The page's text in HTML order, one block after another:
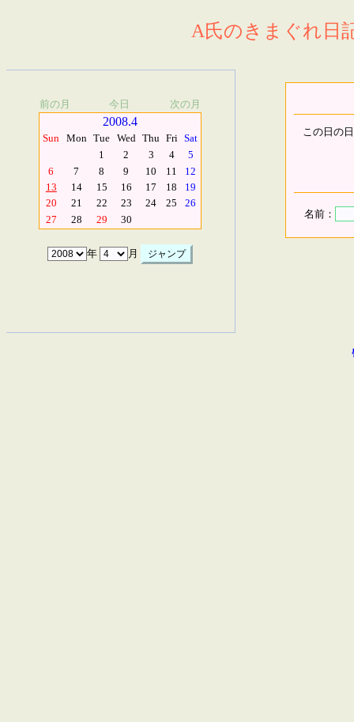
A氏のきまぐれ日
前の月 今日 次の月
2008.4
Sun Mon Tue Wed Thu Fri Sat
1
2 3 4
5
6
7 8 9 10 11
12
13
14 15 16 17 18
19
20
21 22 23 24 25
26
27
28 29 30
年 月
この日の
名前：